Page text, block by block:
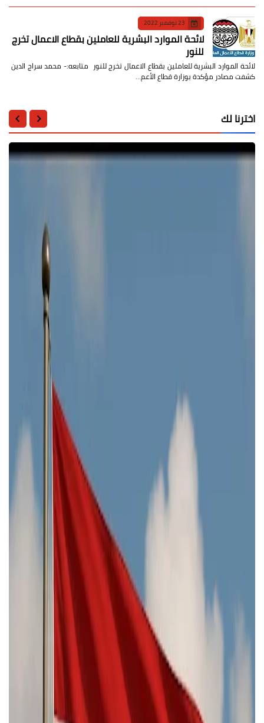
23 نوفمبر 2022
لائحة الموارد البشرية للعاملين بقطاع الاعمال تخرج
للنور
لائحة الموارد البشرية للعاملين بقطاع الاعمال تخرج للنور متابعه:- محمد سراج الدين
كشفت مصادر مؤكدة بوزارة قطاع الأعم…
اخترنا لك